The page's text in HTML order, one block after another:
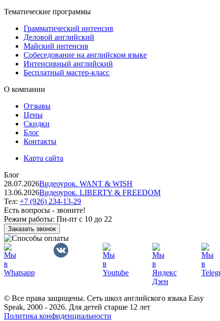
Тематические программы
Грамматический интенсив
Деловой английский
Майский интенсив
Собеседование на английском языке
Интенсивный английский
Бесплатный мастер-класс
О компании
Отзывы
Цены
Скидки
Блог
Контакты
Карта сайта
Блог
28.07.2026Видеоурок. WANT & WISH
13.06.2026Видеоурок. LIBERTY & FREEDOM
Тел: +7 (926) 234-13-29
Есть вопросы - звоните!
Режим работы: Пн-пт с 10 до 22
Заказать звонок
© Все права защищены. Сеть школ английского языка Easy
Speak, 2000 - 2026. Для детей старше 12 лет
Политика конфиденциальности